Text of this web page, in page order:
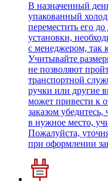
В назначенный
упакованный
переместить его
установки,
с менеджером, так
Учитывайте
не позволяют
транспортной
ручки или другие
может привести к
заказом
в нужное место,
Пожалуйста,
при оформлении